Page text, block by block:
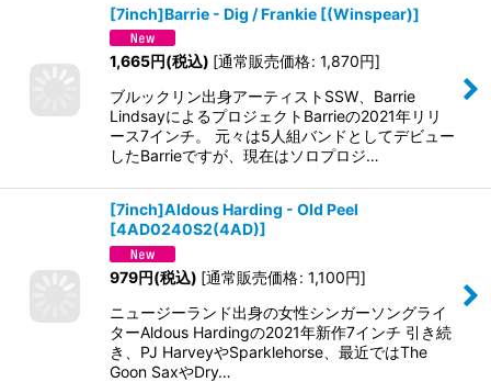
[7inch]Barrie - Dig / Frankie [(Winspear)]
1,665円(税込) [通常販売価格: 1,870円]
ブルックリン出身アーティストSSW、Barrie
LindsayによるプロジェクトBarrieの2021年リリ
ース7インチ。 元々は5人組バンドとしてデビュー
したBarrieですが、現在はソロプロジ…
[7inch]Aldous Harding - Old Peel
[4AD0240S2(4AD)]
979円(税込) [通常販売価格: 1,100円]
ニュージーランド出身の女性シンガーソングライ
ターAldous Hardingの2021年新作7インチ 引き続
き、PJ HarveyやSparklehorse、最近ではThe
Goon SaxやDry…